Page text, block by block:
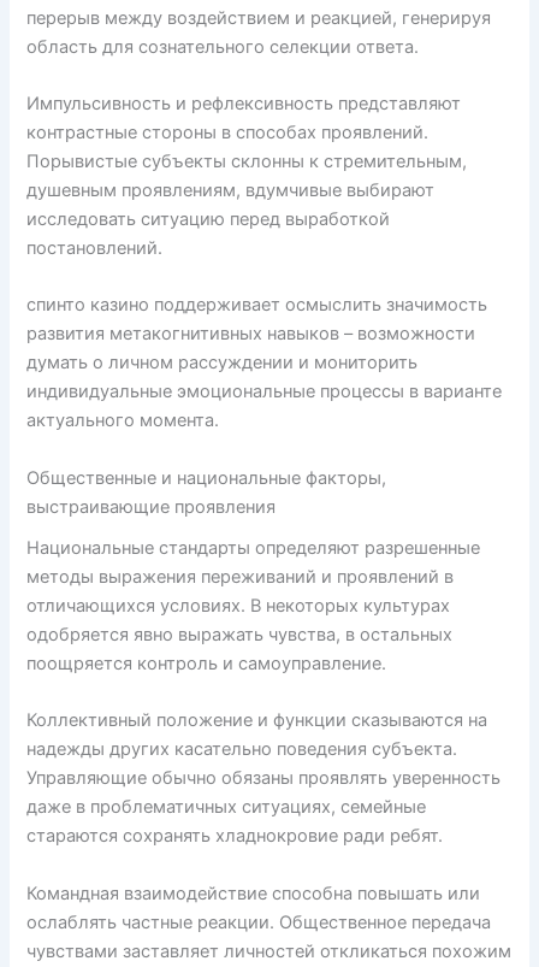
перерыв между воздействием и реакцией, генерируя
область для сознательного селекции ответа.
Импульсивность и рефлексивность представляют
контрастные стороны в способах проявлений.
Порывистые субъекты склонны к стремительным,
душевным проявлениям, вдумчивые выбирают
исследовать ситуацию перед выработкой
постановлений.
спинто казино поддерживает осмыслить значимость
развития метакогнитивных навыков – возможности
думать о личном рассуждении и мониторить
индивидуальные эмоциональные процессы в варианте
актуального момента.
Общественные и национальные факторы,
выстраивающие проявления
Национальные стандарты определяют разрешенные
методы выражения переживаний и проявлений в
отличающихся условиях. В некоторых культурах
одобряется явно выражать чувства, в остальных
поощряется контроль и самоуправление.
Коллективный положение и функции сказываются на
надежды других касательно поведения субъекта.
Управляющие обычно обязаны проявлять уверенность
даже в проблематичных ситуациях, семейные
стараются сохранять хладнокровие ради ребят.
Командная взаимодействие способна повышать или
ослаблять частные реакции. Общественное передача
чувствами заставляет личностей откликаться похожим